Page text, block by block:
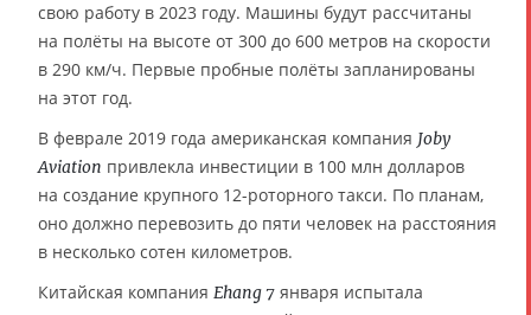
свою работу в 2023 году. Машины будут рассчитаны
на полёты на высоте от 300 до 600 метров на скорости
в 290 км/ч. Первые пробные полёты запланированы
на этот год.
В феврале 2019 года американская компания Joby
Aviation привлекла инвестиции в 100 млн долларов
на создание крупного 12-роторного такси. По планам,
оно должно перевозить до пяти человек на расстояния
в несколько сотен километров.
Китайская компания Ehang 7 января испытала